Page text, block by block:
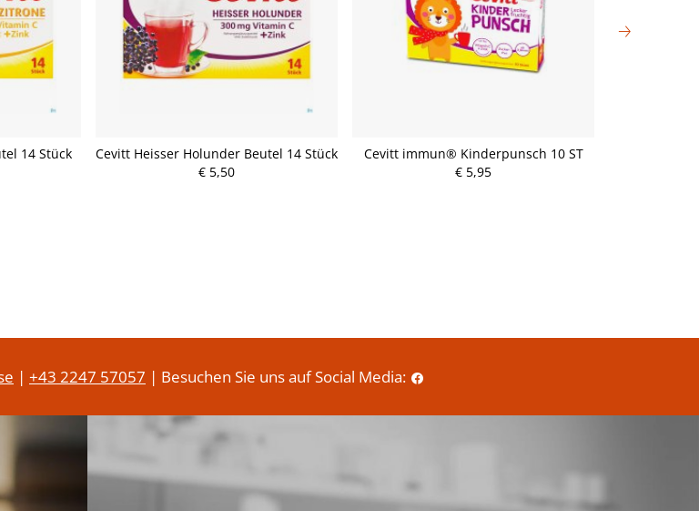
14 Stück
Cevitt Heisser Holunder Beutel 14 Stück
€ 5,50
Cevitt immun® Kinderpunsch 10 ST
€ 5,95
P P
| +43 2247 57057 | Besuchen Sie uns auf Social Media: